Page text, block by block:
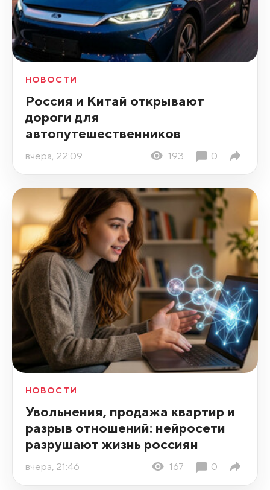
НОВОСТИ
Россия и Китай открывают
дороги для
автопутешественников
вчера, 22:09 193 0
НОВОСТИ
Увольнения, продажа квартир и
разрыв отношений: нейросети
разрушают жизнь россиян
вчера, 21:46 167 0